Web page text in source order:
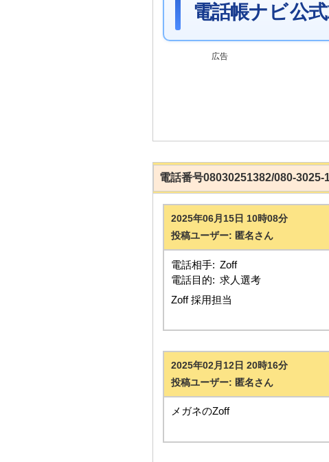
電話帳ナビ 公
広告
電話番号08030251382/080-3025-
2025年06月15日 10時08分
投稿ユーザー: 匿名さん
電話相手: Zoff
電話目的: 求人選考
Zoff 採用担当
2025年02月12日 20時16分
投稿ユーザー: 匿名さん
メガネのZoff